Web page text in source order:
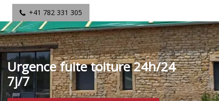
+41 782 331 305
Urgence fuite toiture 24h/24
7j/7